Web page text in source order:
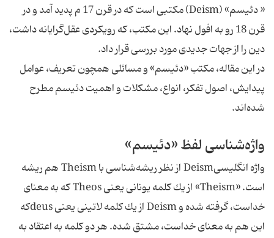
« دئيسم» (Deism) مكتبى است كه در قرن 17 م پديد آمد و در
قرن 18 رو به افول نهاد. اين مكتب، كه رويكردى عقل‌گرايانه داشت،
دين را از جهات جديدى مورد بررسى قرار داد.
در اين مقاله، مكتب «دئيسم» و مسائلى همچون تعريف، عوامل
پيدايش، اصول تفكر، انواع، مشكلات و اهميت دئيسم مطرح
شده‌اند.
واژه‌شناسى لفظ «دئيسم»
واژه انگليسىDeism از نظر ريشه‌شناسى با Theism هم ريشه
است. «Theism» از يك كلمه يونانى يعنى Theos كه به معناى
خداست، گرفته شده و Deism از يك كلمه لاتينى يعنى deusكه
اين هم به معناى خداست، مشتق شده. هر دو كلمه به اعتقاد به